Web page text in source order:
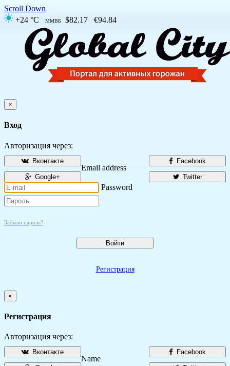
Scroll Down
+24 °C
ММВБ $82.17 €94.84
×
Вход
Авторизация через:
Facebook
Вконтакте
Twitter
Google+
Email address
Password
Забыли пароль?
Войти
Регистрация
×
Регистрация
Авторизация через:
Facebook
Вконтакте
Name